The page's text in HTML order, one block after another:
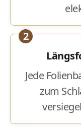
2
Jede
zum